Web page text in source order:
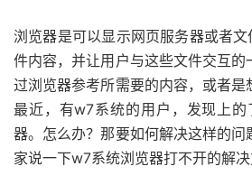
浏览器是可以显示网页服务器或者
件内容，并让用户与这些文件交互
过浏览器参考所需要的内容，或者
最近，有w7系统的用户，发现上的
器。怎么办？那要如何解决这样的问
家说一下w7系统浏览器打不开的解决